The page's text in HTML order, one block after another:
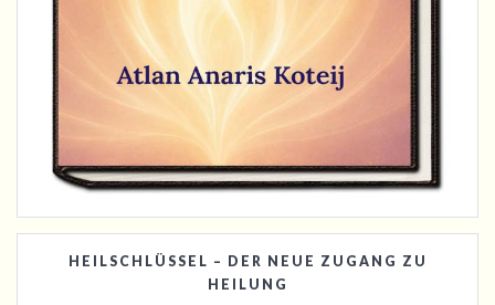
HEILSCHLÜSSEL – DER NEUE ZUGANG ZU
HEILUNG